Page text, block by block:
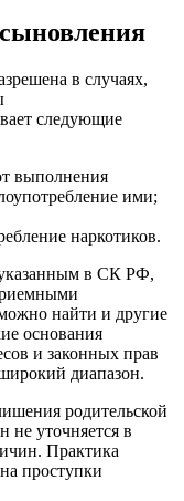
в случаях,
следующие
выполнения
ими;
наркотиков.
в СК РФ,
найти и другие
основания
и законных прав
диапазон.
родительской
не уточняется в
Практика
проступки